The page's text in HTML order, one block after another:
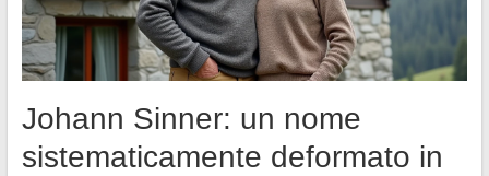
Johann Sinner: un nome
sistematicamente deformato in